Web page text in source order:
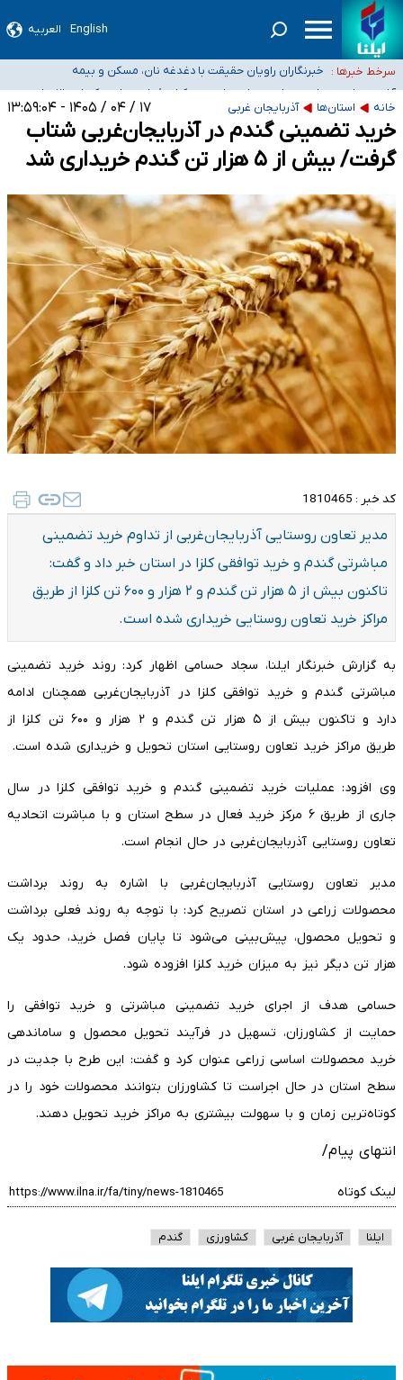
English العربیه
سرخط خبرها :
موضع وزارت بهداشت درباره ظرفیت پزشکی کنکور ۱۴۰۵: خواستار اصلاح ظرفیت‌ها
هستیم، اما هنوز پاسخ مشخصی نگرفته‌ایم
تعویق آزمون ورودی دکترای تخصصی فرماندهی صحنه عملیات و دکترای تخصصی
جغرافیای نظامی دافوس آجاخبرنگاران راویان حقیقت با دغدغه نان، مسکن و بیمه
آخرین وضعیت شیوع عفونت‌های تنفسی در کشور/ خوزستان و کرمان بالاتر از
آستانه هشدار
خانه استان‌ها آذربایجان غربی ۱۷ / ۰۴ / ۱۴۰۵ - ۱۳:۵۹:۰۴
خرید تضمینی گندم در آذربایجان‌غربی شتاب
گرفت/ بیش از ۵ هزار تن گندم خریداری شد
کد خبر : 1810465
مدیر تعاون روستایی آذربایجان‌غربی از تداوم خرید تضمینی
مباشرتی گندم و خرید توافقی کلزا در استان خبر داد و گفت:
تاکنون بیش از ۵ هزار تن گندم و ۲ هزار و ۶۰۰ تن کلزا از طریق
مراکز خرید تعاون روستایی خریداری شده است.
به گزارش خبرنگار ایلنا، سجاد حسامی اظهار کرد: روند خرید تضمینی
مباشرتی گندم و خرید توافقی کلزا در آذربایجان‌غربی همچنان ادامه
دارد و تاکنون بیش از ۵ هزار تن گندم و ۲ هزار و ۶۰۰ تن کلزا از
طریق مراکز خرید تعاون روستایی استان تحویل و خریداری شده است.
وی افزود: عملیات خرید تضمینی گندم و خرید توافقی کلزا در سال
جاری از طریق ۶ مرکز خرید فعال در سطح استان و با مباشرت اتحادیه
تعاون روستایی آذربایجان‌غربی در حال انجام است.
مدیر تعاون روستایی آذربایجان‌غربی با اشاره به روند برداشت
محصولات زراعی در استان تصریح کرد: با توجه به روند فعلی برداشت
و تحویل محصول، پیش‌بینی می‌شود تا پایان فصل خرید، حدود یک
هزار تن دیگر نیز به میزان خرید کلزا افزوده شود.
حسامی هدف از اجرای خرید تضمینی مباشرتی و خرید توافقی را
حمایت از کشاورزان، تسهیل در فرآیند تحویل محصول و ساماندهی
خرید محصولات اساسی زراعی عنوان کرد و گفت: این طرح با جدیت در
سطح استان در حال اجراست تا کشاورزان بتوانند محصولات خود را در
کوتاه‌ترین زمان و با سهولت بیشتری به مراکز خرید تحویل دهند.
انتهای پیام/
لینک کوتاه
ایلنا آذربایجان غربی کشاورزی گندم